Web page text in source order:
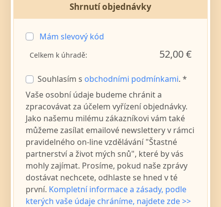
Shrnutí objednávky
Mám slevový kód
Celkem k úhradě: 52,00 €
Souhlasím s obchodními podmínkami. *
Vaše osobní údaje budeme chránit a
zpracovávat za účelem vyřízení objednávky.
Jako našemu milému zákazníkovi vám také
můžeme zasílat emailové newslettery v rámci
pravidelného on-line vzdělávání "Štastné
partnerství a život mých snů", které by vás
mohly zajímat. Prosíme, pokud naše zprávy
dostávat nechcete, odhlaste se hned v té
první. Kompletní informace a zásady, podle
kterých vaše údaje chráníme, najdete zde >>